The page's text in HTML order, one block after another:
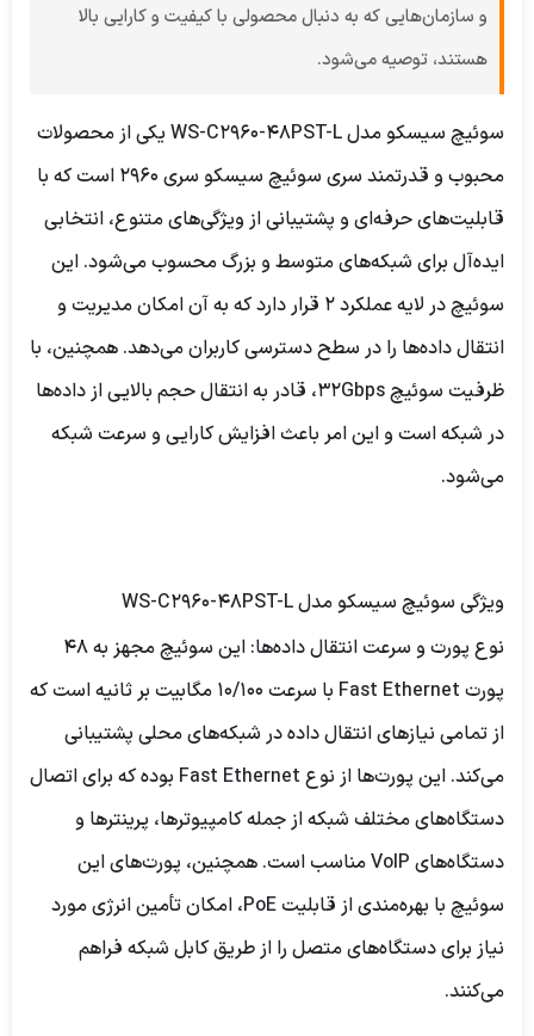
و سازمان‌هایی که به دنبال محصولی با کیفیت و کارایی بالا
هستند، توصیه می‌شود.
سوئیچ سیسکو مدل WS-C2960-48PST-L یکی از محصولات
محبوب و قدرتمند سری سوئیچ سیسکو سری 2960 است که با
قابلیت‌های حرفه‌ای و پشتیبانی از ویژگی‌های متنوع، انتخابی
ایده‌آل برای شبکه‌های متوسط و بزرگ محسوب می‌شود. این
سوئیچ در لایه عملکرد 2 قرار دارد که به آن امکان مدیریت و
انتقال داده‌ها را در سطح دسترسی کاربران می‌دهد. همچنین، با
ظرفیت سوئیچ 32Gbps، قادر به انتقال حجم بالایی از داده‌ها
در شبکه است و این امر باعث افزایش کارایی و سرعت شبکه
می‌شود.
ویژگی سوئیچ سیسکو مدل WS-C2960-48PST-L
نوع پورت و سرعت انتقال داده‌ها:
این سوئیچ مجهز به 48
پورت Fast Ethernet با سرعت 10/100 مگابیت بر ثانیه است که
از تمامی نیازهای انتقال داده در شبکه‌های محلی پشتیبانی
می‌کند. این پورت‌ها از نوع Fast Ethernet بوده که برای اتصال
دستگاه‌های مختلف شبکه از جمله کامپیوترها، پرینترها و
دستگاه‌های VoIP مناسب است. همچنین، پورت‌های این
سوئیچ با بهره‌مندی از قابلیت PoE، امکان تأمین انرژی مورد
نیاز برای دستگاه‌های متصل را از طریق کابل شبکه فراهم
می‌کنند.